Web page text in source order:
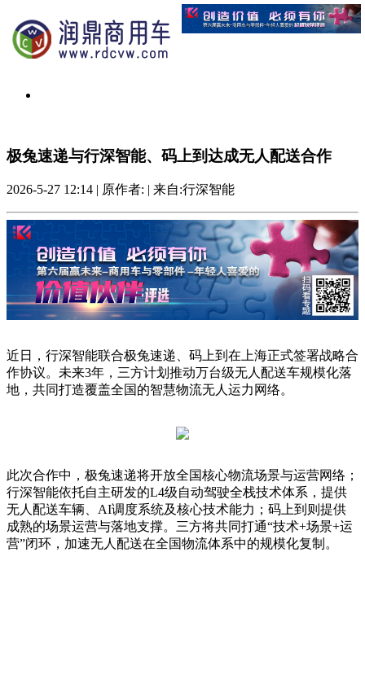
极兔速递与行深智能、码上到达成无人配送合作
2026-5-27 12:14 | 原作者: | 来自:行深智能
近日，行深智能联合极兔速递、码上到在上海正式签署战略合
作协议。未来3年，三方计划推动万台级无人配送车规模化落
地，共同打造覆盖全国的智慧物流无人运力网络。
此次合作中，极兔速递将开放全国核心物流场景与运营网络；
行深智能依托自主研发的L4级自动驾驶全栈技术体系，提供
无人配送车辆、AI调度系统及核心技术能力；码上到则提供
成熟的场景运营与落地支撑。三方将共同打通“技术+场景+运
营”闭环，加速无人配送在全国物流体系中的规模化复制。